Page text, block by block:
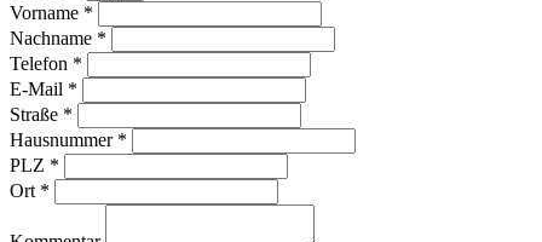
Vorname *
Nachname *
Telefon *
E-Mail *
Straße *
Hausnummer *
PLZ *
Ort *